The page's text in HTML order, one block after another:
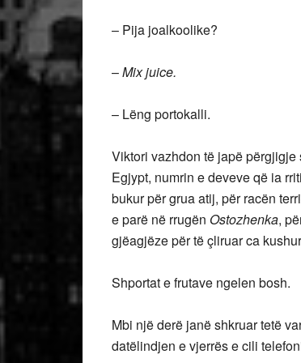
– Pija joalkoolike?
–Mix juice.
– Lëng portokalli.
Viktori vazhdon të japë
Egjypt, numrin e deveve që ia
bukur për grua atij, për racën
e parë në rrugën Ostozhenka,
gjëagjëze për të çliruar ca
Shportat e frutave ngelen bosh.
Mbi një derë janë shkruar tetë
datëlindjen e vjerrës e cili